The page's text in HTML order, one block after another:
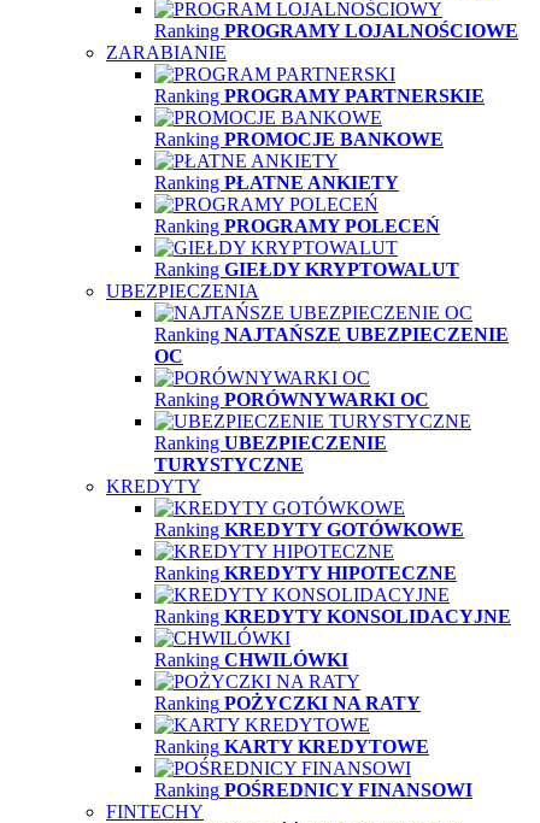
Ranking PROGRAMY LOJALNOŚCIOWE
ZARABIANIE
Ranking PROGRAMY PARTNERSKIE
Ranking PROMOCJE BANKOWE
Ranking PŁATNE ANKIETY
Ranking PROGRAMY POLECEŃ
Ranking GIEŁDY KRYPTOWALUT
UBEZPIECZENIA
Ranking NAJTAŃSZE UBEZPIECZENIE
OC
Ranking PORÓWNYWARKI OC
Ranking UBEZPIECZENIE
TURYSTYCZNE
KREDYTY
Ranking KREDYTY GOTÓWKOWE
Ranking KREDYTY HIPOTECZNE
Ranking KREDYTY KONSOLIDACYJNE
Ranking CHWILÓWKI
Ranking POŻYCZKI NA RATY
Ranking KARTY KREDYTOWE
Ranking POŚREDNICY FINANSOWI
FINTECHY